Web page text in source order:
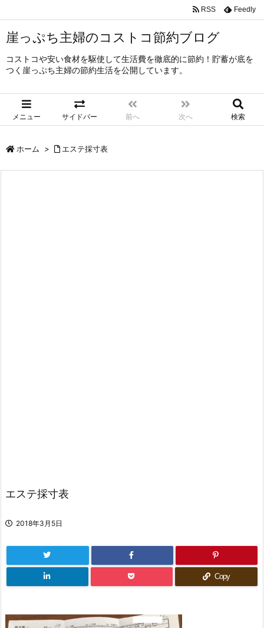
崖っぷち主婦のコストコ節約ブログ
コストコや安い食材を駆使して生活費を徹底的に節約！貯蓄が底を
つく崖っぷち主婦の節約生活を公開しています。
メニュー サイドバー 前へ 次へ 検索
RSS Feedly
ホーム > エステ採寸表
エステ採寸表
2018年3月5日
Copy